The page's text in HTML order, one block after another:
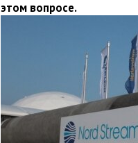
этом вопросе.